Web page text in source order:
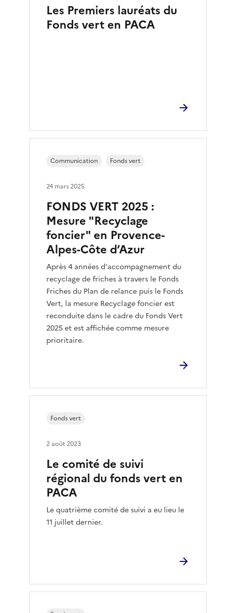
Les Premiers lauréats du
Fonds vert en PACA
FONDS VERT 2025 :
Mesure "Recyclage
foncier" en Provence-
Alpes-Côte d’Azur
Après 4 années d'accompagnement du
recyclage de friches à travers le Fonds
Friches du Plan de relance puis le Fonds
Vert, la mesure Recyclage foncier est
reconduite dans le cadre du Fonds Vert
2025 et est affichée comme mesure
prioritaire.
Communication Fonds vert
24 mars 2025
Le comité de suivi
régional du fonds vert en
PACA
Le quatrième comité de suivi a eu lieu le
11 juillet dernier.
Fonds vert
2 août 2023